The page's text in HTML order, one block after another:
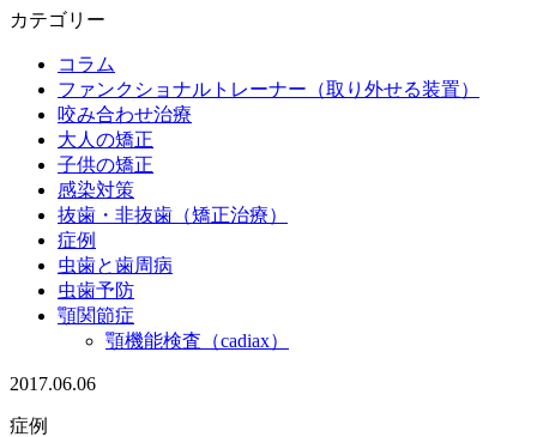
カテゴリー
コラム
ファンクショナルトレーナー（取り外せる装置）
咬み合わせ治療
大人の矯正
子供の矯正
感染対策
抜歯・非抜歯（矯正治療）
症例
虫歯と歯周病
虫歯予防
顎関節症
顎機能検査（cadiax）
2017.06.06
症例